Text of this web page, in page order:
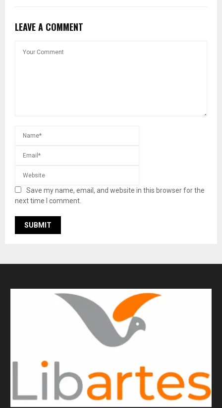
LEAVE A COMMENT
Save my name, email, and website in this browser for the
next time I comment.